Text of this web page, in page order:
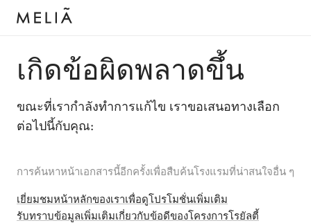
เกิดข้อผิดพลาดขึ้น
ขณะที่เรากำลังทำการแก้ไข เราขอเสนอทางเลือก
ต่อไปนี้กับคุณ:
การค้นหาหน้าเอกสารนี้อีกครั้งเพื่อสืบค้นโรงแรมที่น่าสนใจอื่น ๆ
เยี่ยมชมหน้าหลักของเราเพื่อดูโปรโมชั่นเพิ่มเติม
รับทราบข้อมูลเพิ่มเติมเกี่ยวกับข้อดีของโครงการโรยัลตี้